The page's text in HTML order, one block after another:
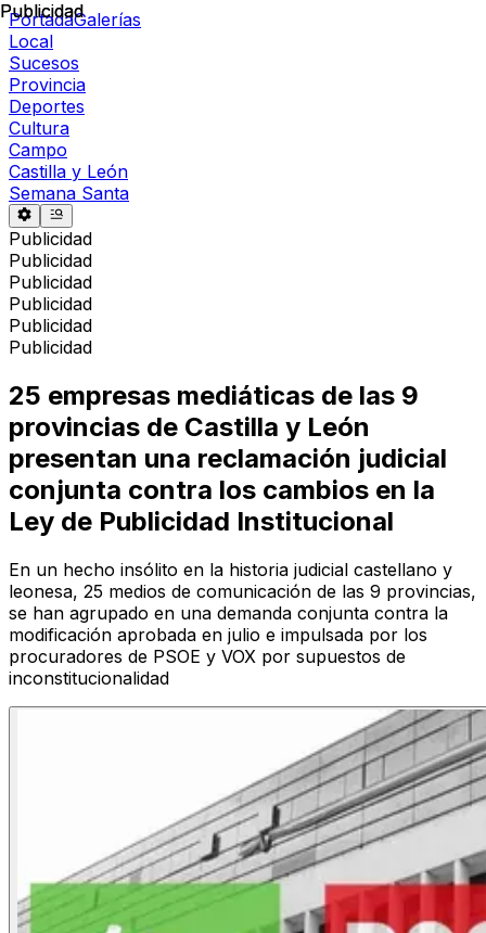
PortadaGalerías
Local
Sucesos
Provincia
Deportes
Cultura
Campo
Castilla y León
Semana Santa
Publicidad
Publicidad
Publicidad
Publicidad
Publicidad
Publicidad
Publicidad
25 empresas mediáticas de las 9
provincias de Castilla y León
presentan una reclamación judicial
conjunta contra los cambios en la
Ley de Publicidad Institucional
En un hecho insólito en la historia judicial castellano y
leonesa, 25 medios de comunicación de las 9 provincias,
se han agrupado en una demanda conjunta contra la
modificación aprobada en julio e impulsada por los
procuradores de PSOE y VOX por supuestos de
inconstitucionalidad
Publicidad